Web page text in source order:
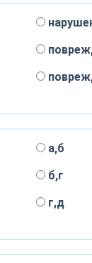
а,б
б,г
г,д